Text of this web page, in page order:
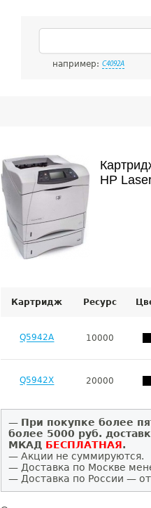
например: C4092A
HP
Картридж Ресурс
Q5942A 10000
Q5942X 20000
— При покупке более
более 5000 руб.
МКАД БЕСПЛАТНАЯ.
— Акции не суммируются.
— Доставка по Москве
— Доставка по России —